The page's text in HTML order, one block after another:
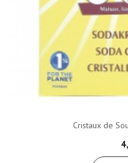
Cristaux de